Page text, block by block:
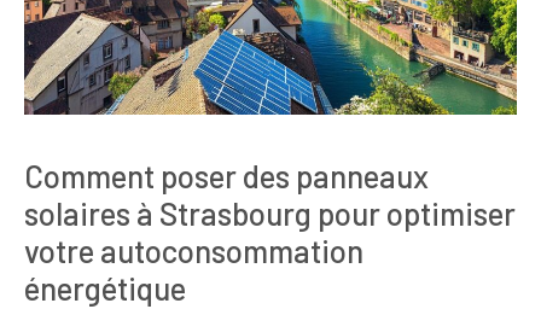
Comment poser des panneaux
solaires à Strasbourg pour optimiser
votre autoconsommation
énergétique